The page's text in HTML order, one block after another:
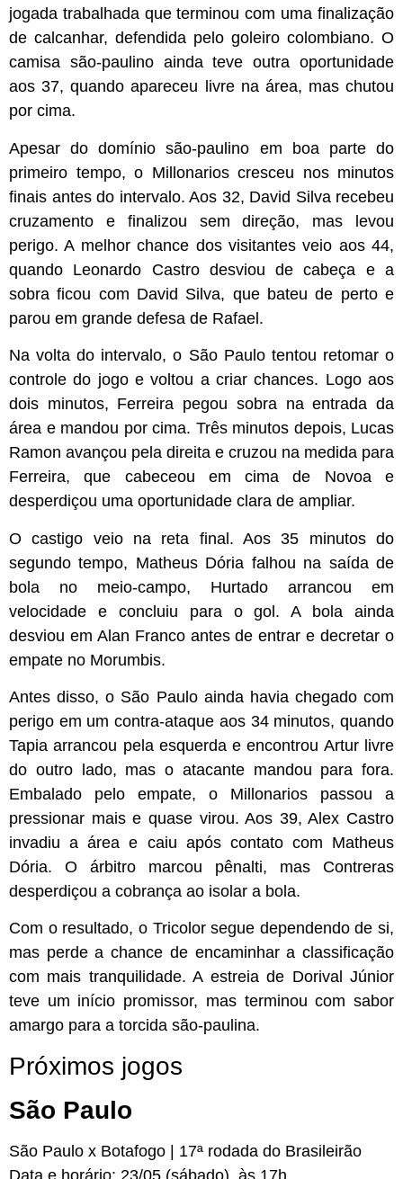
jogada trabalhada que terminou com uma finalização
de calcanhar, defendida pelo goleiro colombiano. O
camisa são-paulino ainda teve outra oportunidade
aos 37, quando apareceu livre na área, mas chutou
por cima.
Apesar do domínio são-paulino em boa parte do
primeiro tempo, o Millonarios cresceu nos minutos
finais antes do intervalo. Aos 32, David Silva recebeu
cruzamento e finalizou sem direção, mas levou
perigo. A melhor chance dos visitantes veio aos 44,
quando Leonardo Castro desviou de cabeça e a
sobra ficou com David Silva, que bateu de perto e
parou em grande defesa de Rafael.
Na volta do intervalo, o São Paulo tentou retomar o
controle do jogo e voltou a criar chances. Logo aos
dois minutos, Ferreira pegou sobra na entrada da
área e mandou por cima. Três minutos depois, Lucas
Ramon avançou pela direita e cruzou na medida para
Ferreira, que cabeceou em cima de Novoa e
desperdiçou uma oportunidade clara de ampliar.
O castigo veio na reta final. Aos 35 minutos do
segundo tempo, Matheus Dória falhou na saída de
bola no meio-campo, Hurtado arrancou em
velocidade e concluiu para o gol. A bola ainda
desviou em Alan Franco antes de entrar e decretar o
empate no Morumbis.
Antes disso, o São Paulo ainda havia chegado com
perigo em um contra-ataque aos 34 minutos, quando
Tapia arrancou pela esquerda e encontrou Artur livre
do outro lado, mas o atacante mandou para fora.
Embalado pelo empate, o Millonarios passou a
pressionar mais e quase virou. Aos 39, Alex Castro
invadiu a área e caiu após contato com Matheus
Dória. O árbitro marcou pênalti, mas Contreras
desperdiçou a cobrança ao isolar a bola.
Com o resultado, o Tricolor segue dependendo de si,
mas perde a chance de encaminhar a classificação
com mais tranquilidade. A estreia de Dorival Júnior
teve um início promissor, mas terminou com sabor
amargo para a torcida são-paulina.
Próximos jogos
São Paulo
São Paulo x Botafogo | 17ª rodada do Brasileirão
Data e horário: 23/05 (sábado), às 17h